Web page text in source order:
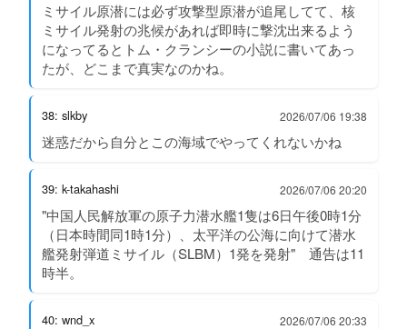
ミサイル原潜には必ず攻撃型原潜が追尾してて、核
ミサイル発射の兆候があれば即時に撃沈出来るよう
になってるとトム・クランシーの小説に書いてあっ
たが、どこまで真実なのかね。
38: slkby 2026/07/06 19:38
迷惑だから自分とこの海域でやってくれないかね
39: k-takahashi 2026/07/06 20:20
"中国人民解放軍の原子力潜水艦1隻は6日午後0時1分
（日本時間同1時1分）、太平洋の公海に向けて潜水
艦発射弾道ミサイル（SLBM）1発を発射" 通告は11
時半。
40: wnd_x 2026/07/06 20:33